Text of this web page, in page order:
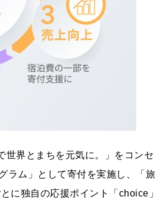
世界とまちを元気に。」をコンセ
ラム」として寄付を実施し、「旅
に独自の応援ポイント「choice」